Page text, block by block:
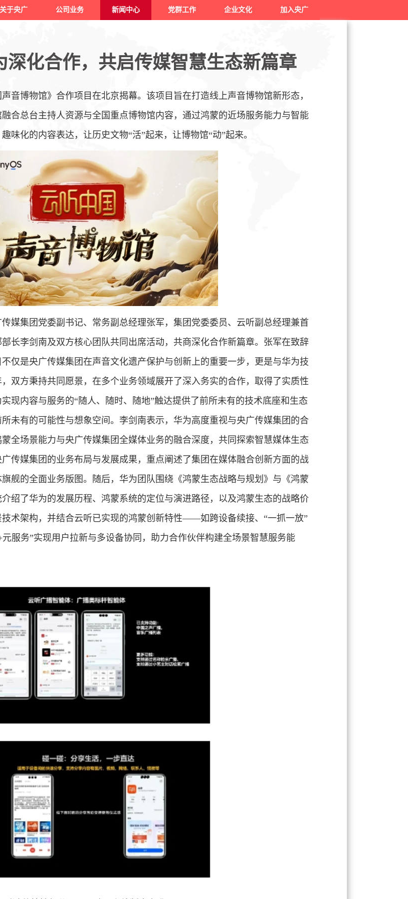
关于央广 公司业务 新闻中心 党群工作 企业文化 加入央广
深化合作，共启传媒智慧生态新篇章
音博物馆》合作项目在北京揭幕。该项目旨在打造线上声音博物馆新形态，
合总台主持人资源与全国重点博物馆内容，通过鸿蒙的近场服务能力与智能
味化的内容表达，让历史文物“活”起来，让博物馆“动”起来。
媒集团党委副书记、常务副总经理张军，集团党委委员、云听副总经理兼首
长李剑南及双方核心团队共同出席活动，共商深化合作新篇章。 张军在致辞
仅是央广传媒集团在声音文化遗产保护与创新上的重要一步，更是与华为技
双方秉持共同愿景，在多个业务领域展开了深入务实的合作，取得了实质性
现内容与服务的“随人、随时、随地”触达提供了前所未有的技术底座和生态
未有的可能性与想象空间。李剑南表示，华为高度重视与央广传媒集团的合
全场景能力与央广传媒集团全媒体业务的融合深度，共同探索智慧媒体生态
传媒集团的业务布局与发展成果，重点阐述了集团在媒体融合创新方面的战
舰的全面业务版图。随后，华为团队围绕《鸿蒙生态战略与规划》与《鸿蒙
绍了华为的发展历程、鸿蒙系统的定位与演进路径，以及鸿蒙生态的战略价
术架构，并结合云听已实现的鸿蒙创新特性——如跨设备续接、“一抓一放”
服务”实现用户拉新与多设备协同，助力合作伙伴构建全场景智慧服务能